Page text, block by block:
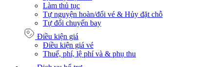
Làm thủ tục
Tự nguyện hoàn/đổi vé & Hủy đặt chỗ
Tự đổi chuyến bay
Điều kiện giá
Điều kiện giá vé
Thuế, phí, lệ phí và & phụ thu